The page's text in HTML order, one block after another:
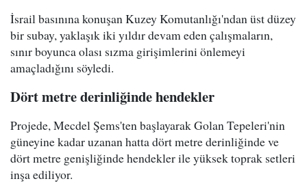
İsrail basınına konuşan Kuzey Komutanlığı'ndan üst düzey
bir subay, yaklaşık iki yıldır devam eden çalışmaların,
sınır boyunca olası sızma girişimlerini önlemeyi
amaçladığını söyledi.
Dört metre derinliğinde hendekler
Projede, Mecdel Şems'ten başlayarak Golan Tepeleri'nin
güneyine kadar uzanan hatta dört metre derinliğinde ve
dört metre genişliğinde hendekler ile yüksek toprak setleri
inşa ediliyor.